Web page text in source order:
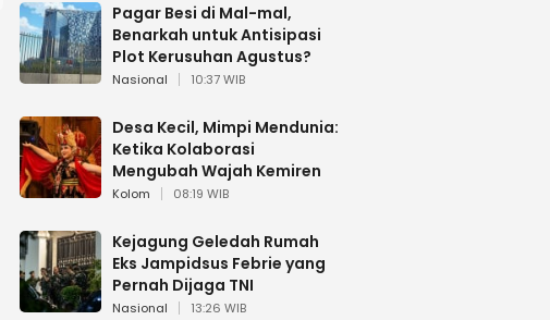
Pagar Besi di Mal-mal,
Benarkah untuk Antisipasi
Plot Kerusuhan Agustus?
Nasional 10:37 WIB
Desa Kecil, Mimpi Mendunia:
Ketika Kolaborasi
Mengubah Wajah Kemiren
Kolom 08:19 WIB
Kejagung Geledah Rumah
Eks Jampidsus Febrie yang
Pernah Dijaga TNI
Nasional 13:26 WIB